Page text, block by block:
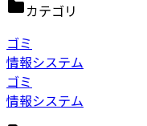
カテゴリ
ゴミ
情報システム
ゴミ
情報システム